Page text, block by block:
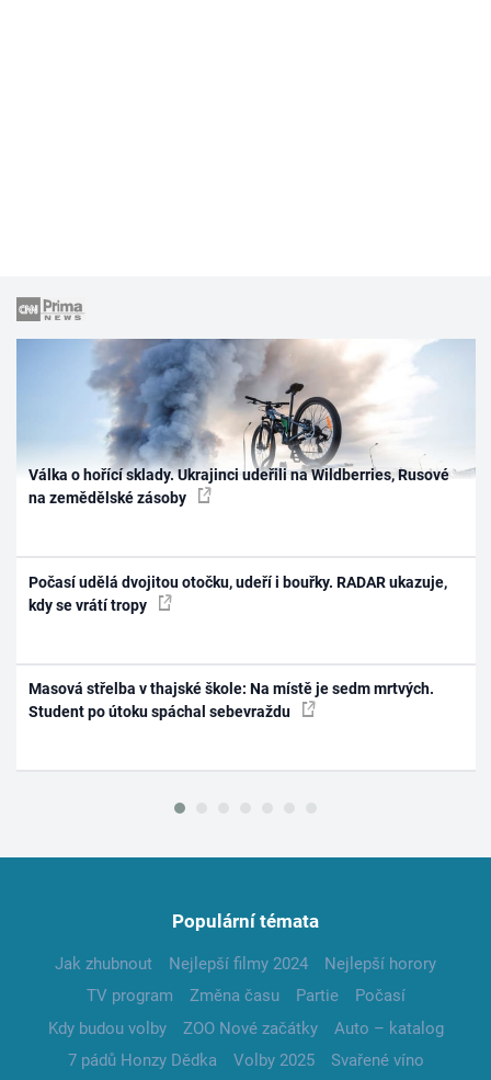
Válka o hořící sklady. Ukrajinci udeřili na Wildberries, Rusové
na zemědělské zásoby
Počasí udělá dvojitou otočku, udeří i bouřky. RADAR ukazuje,
kdy se vrátí tropy
Masová střelba v thajské škole: Na místě je sedm mrtvých.
Student po útoku spáchal sebevraždu
Populární témata
Jak zhubnout Nejlepší filmy 2024
Nejlepší horory
TV program
Změna času Partie
Počasí
Kdy budou volby
ZOO Nové začátky
Auto – katalog
7 pádů Honzy Dědka
Volby 2025
Svařené víno